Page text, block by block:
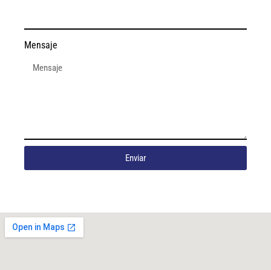
Mensaje
Enviar